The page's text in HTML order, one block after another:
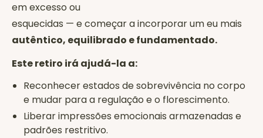
em excesso ou
esquecidas — e começar a incorporar um eu mais
autêntico, equilibrado e fundamentado.
Este retiro irá ajudá-la a:
Reconhecer estados de sobrevivência no corpo
e mudar para a regulação e o florescimento.
Liberar impressões emocionais armazenadas e
padrões restritivo.